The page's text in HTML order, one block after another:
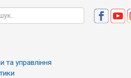
та управління